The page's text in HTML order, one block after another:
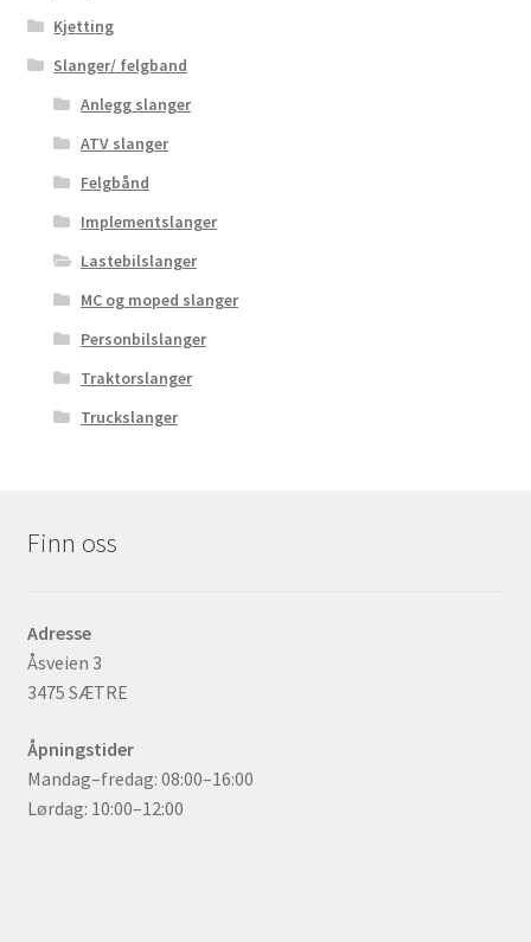
Kjetting
Slanger/ felgband
Anlegg slanger
ATV slanger
Felgbånd
Implementslanger
Lastebilslanger
MC og moped slanger
Personbilslanger
Traktorslanger
Truckslanger
Finn oss
Adresse
Åsveien 3
3475 SÆTRE
Åpningstider
Mandag–fredag: 08:00–16:00
Lørdag: 10:00–12:00